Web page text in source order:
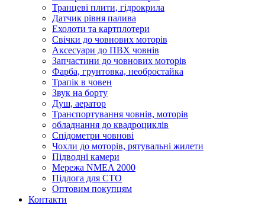
Транцеві плити, гідрокрила
Датчик рівня палива
Ехолоти та картплотери
Cвічки до човнових моторів
Аксесуари до ПВХ човнів
Запчастини до човнових моторів
Фарба, грунтовка, необростайка
Трапік в човен
Звук на борту
Душ, аератор
Транспортування човнів, моторів
обладнання до квадроциклів
Спідометри човнові
Чохли до моторів, рятувальні жилети
Підводні камери
Мережа NMEA 2000
Підлога для СТО
Оптовим покупцям
Контакти